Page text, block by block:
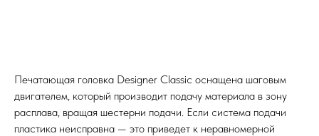
Печатающая головка Designer Classic оснащена шаговым
двигателем, который производит подачу материала в зону
расплава, вращая шестерни подачи. Если система подачи
пластика неисправна — это приведет к неравномерной